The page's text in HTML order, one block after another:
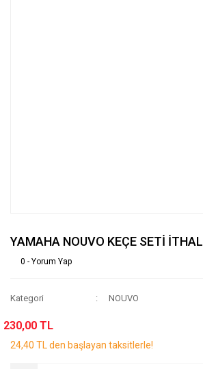
YAMAHA NOUVO KEÇE SETİ İTHAL
0 - Yorum Yap
Kategori NOUVO
230,00 TL
24,40 TL den başlayan taksitlerle!